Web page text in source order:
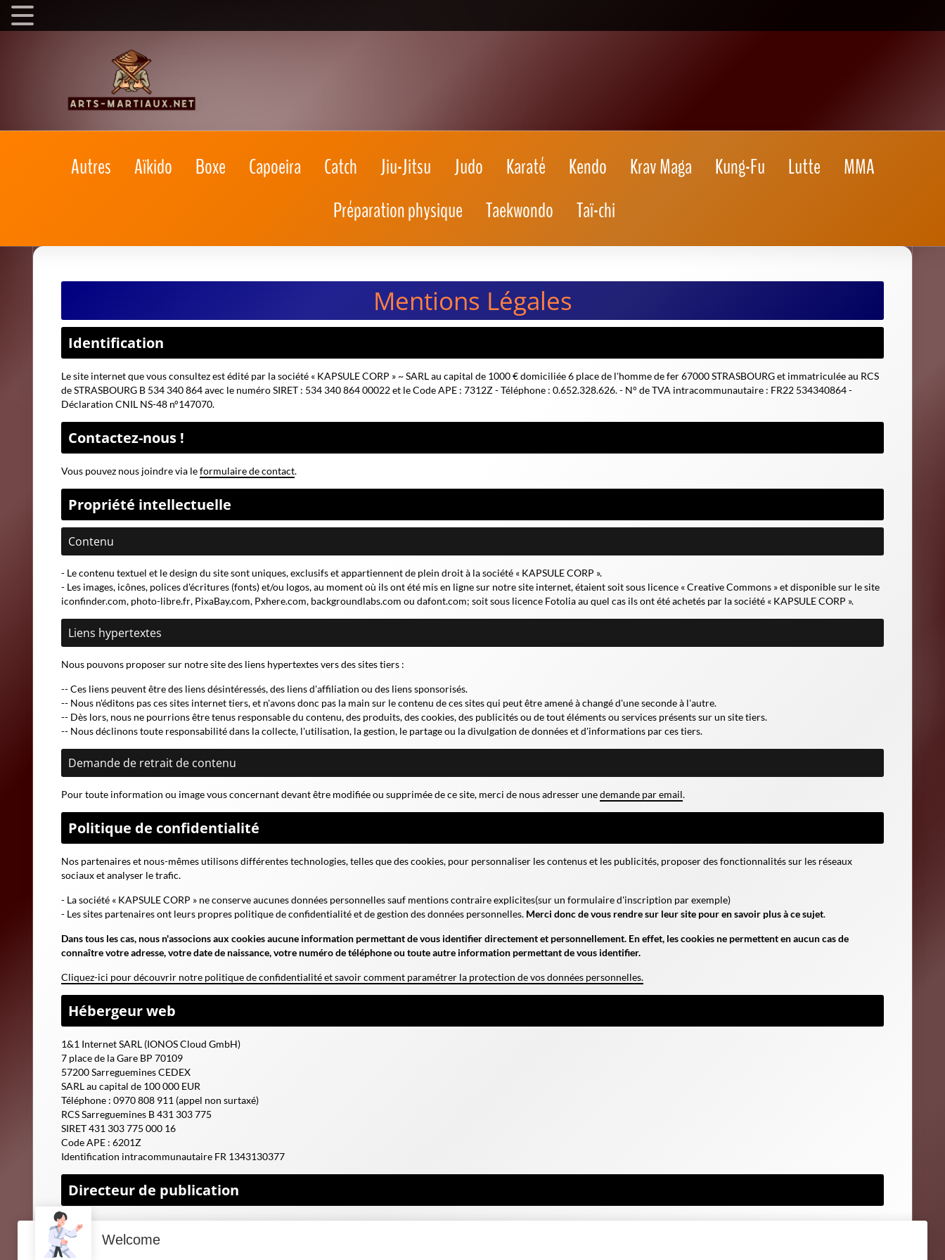
Autres Aïkido Boxe Capoeira Catch Jiu-Jitsu Judo Karaté Kendo Krav Maga Kung-Fu Lutte
MMA
Préparation physique
Taekwondo Taï-chi
Mentions Légales
Identification
Le site internet que vous consultez est édité par la société « KAPSULE CORP » ~ SARL au capital de 1000 € domiciliée 6 place de l'homme de fer 67000 STRASBOURG et immatriculée au RCS
de STRASBOURG B 534 340 864 avec le numéro SIRET : 534 340 864 00022 et le Code APE : 7312Z - Téléphone : 0.652.328.626. - N° de TVA intracommunautaire : FR22 534340864 -
Déclaration CNIL NS-48 n°147070.
Contactez-nous !
Vous pouvez nous joindre via leformulaire de contact.
Propriété intellectuelle
Contenu
- Le contenu textuel et le design du site sont uniques, exclusifs et appartiennent de plein droit à la société « KAPSULE CORP ».
- Les images, icônes, polices d'écritures (fonts) et/ou logos, au moment où ils ont été mis en ligne sur notre site internet, étaient soit sous licence «Creative Commons » et disponible sur le site
iconfinder.com, photo-libre.fr, PixaBay.com, Pxhere.com, backgroundlabs.com ou dafont.com; soit sous licence Fotoliaau quel cas ils ont été achetés par la société « KAPSULE CORP ».
Liens hypertextes
Nous pouvons proposer sur notre site des liens hypertextes vers des sites tiers :
-- Ces liens peuvent être des liens désintéressés, des liens d'affiliation ou des liens sponsorisés.
-- Nous n'éditons pas ces sites internet tiers, et n'avons donc pas la main sur le contenu de ces sites qui peut être amené à changé d'une seconde à l'autre.
-- Dès lors, nous ne pourrions être tenus responsable du contenu, des produits, des cookies, des publicités ou de tout éléments ou services présents sur un site tiers.
-- Nous déclinons toute responsabilité dans la collecte, l'utilisation, la gestion, le partage ou la divulgation de données et d'informations par ces tiers.
Demande de retrait de contenu
Pour toute information ou image vous concernant devant être modifiée ou supprimée de ce site, merci de nous adresser unedemande par email.
Politique de confidentialité
Nos partenaires et nous-mêmes utilisons différentes technologies, telles que des cookies, pour personnaliser les contenus et les publicités, proposer des fonctionnalités sur les réseaux
sociaux et analyser le trafic.
- La société « KAPSULE CORP » ne conserve aucunes données personnelles sauf mentions contraire explicites(sur un formulaire d'inscription par exemple)
- Les sites partenaires ont leurs propres politique de confidentialité et de gestion des données personnelles. Merci donc de vous rendre sur leur site pour en savoir plus à ce sujet.
Dans tous les cas, nous n'associons aux cookies aucune information permettant de vous identifier directement et personnellement. En effet, les cookies ne permettent en aucun cas de
connaître votre adresse, votre date de naissance, votre numéro de téléphone ou toute autre information permettant de vous identifier.
Cliquez-ici pour découvrir notre politique de confidentialité et savoir comment paramétrer la protection de vos données personnelles.
Hébergeur web
1&1 Internet SARL (IONOS Cloud GmbH)
7 place de la Gare BP 70109
57200 Sarreguemines CEDEX
SARL au capital de 100 000 EUR
Téléphone : 0970 808 911 (appel non surtaxé)
RCS Sarreguemines B 431 303 775
SIRET 431 303 775 000 16
Code APE : 6201Z
Identification intracommunautaire FR 1343130377
Directeur de publication
Welcome